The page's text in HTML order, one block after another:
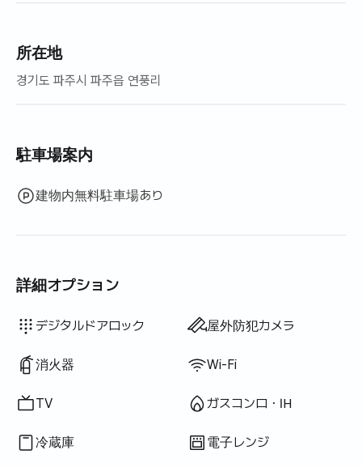
所在地
경기도 파주시 파주읍 연풍리
駐車場案内
建物内無料駐車場あり
詳細オプション
デジタルドアロック 屋外防犯カメラ
消火器 Wi-Fi
TV ガスコンロ・IH
冷蔵庫 電子レンジ
共用乾燥機
寝具あり
エアコン
ボイラー（都市ガス）
利用不可:
鍵式ロック
利用不可:
警備室・警備員
利用不可:
共用ガスコンロ・IH
利用不可:
共用冷蔵庫
利用不可:
共用電子レンジ
利用不可:
共用洗濯機
利用不可:
追加寝具あり
利用不可:
ダイニングテーブル・椅子
利用不可:
クローゼット
利用不可:
ソファ
利用不可:
デスク
ウォシュレット
ドライヤー
ブラインド
洗濯洗剤
柔軟剤
食器用洗剤
生ごみ袋
ごみ袋
布巾
スポンジ
電気ケトル
調理器具（まな板・包丁・はさみ等）
鍋・フライパン
基本食器（皿・カップ等）
ハンガーラック
有線インターネット
物干しラック
洗濯乾燥機一体型
利用不可: バスタブ
利用不可: 浄水シャワー
利用不可: ボディソープ
利用不可: シャンプー・リンス
利用不可: 石鹸
利用不可: トイレットペーパー
利用不可: 歯ブラシ
利用不可: 歯磨き粉
利用不可: タオル
利用不可: トッパー・折りたたみマットレス
利用不可: 遮光カーテン
利用不可: ほうき
利用不可: 掃除機
利用不可: 炊飯器
利用不可: 屋外バーベキュー設備
利用不可: エレベーター
利用不可: 無料フィットネス
利用不可: プール
利用不可: 無料共用サウナ
利用不可: スパ・ワールプール
利用不可: ジャグジー・ヒノキ風呂
利用不可: テラス
利用不可: 座卓
利用不可: ソファベッド
利用不可: 扇風機
利用不可: 電気ボイラー
利用不可: 灯油暖房
利用不可: LPGガス
利用不可: 再生可能エネルギー
利用不可: プロジェクター
利用不可: アイロン